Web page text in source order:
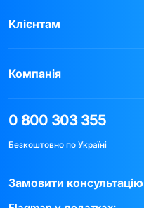
Клієнтам
Компанія
0 800 303 355
Безкоштовно по Україні
Замовити консультацію